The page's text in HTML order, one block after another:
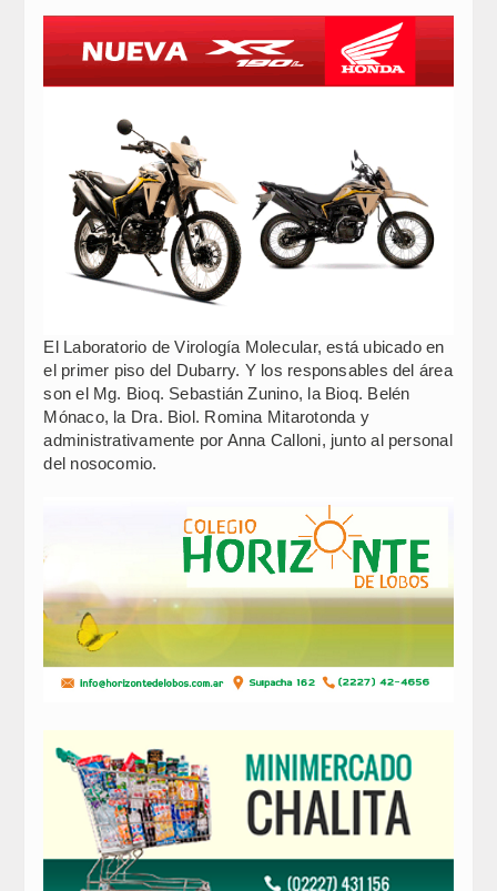
El Laboratorio de Virología Molecular, está ubicado en
el primer piso del Dubarry. Y los responsables del área
son el Mg. Bioq. Sebastián Zunino, la Bioq. Belén
Mónaco, la Dra. Biol. Romina Mitarotonda y
administrativamente por Anna Calloni, junto al personal
del nosocomio.